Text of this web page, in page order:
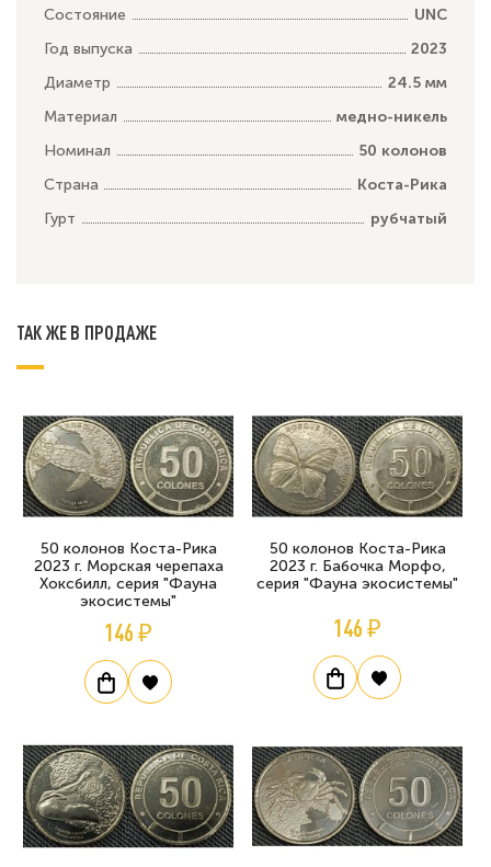
Состояние
UNC
Год выпуска
2023
Диаметр
24.5 мм
Материал
медно-никель
Номинал
50 колонов
Страна
Коста-Рика
Гурт
рубчатый
ТАК ЖЕ В ПРОДАЖЕ
50 колонов Коста-Рика
2023 г. Морская черепаха
Хоксбилл, серия "Фауна
экосистемы"
146 ₽
50 колонов Коста-Рика
2023 г. Бабочка Морфо,
серия "Фауна экосистемы"
146 ₽